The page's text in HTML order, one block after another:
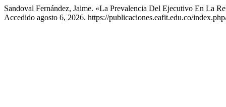
Sandoval Fernández, Jaime. «La Prevalencia Del Ejecutivo En La
Accedido agosto 6, 2026. https://publicaciones.eafit.edu.co/